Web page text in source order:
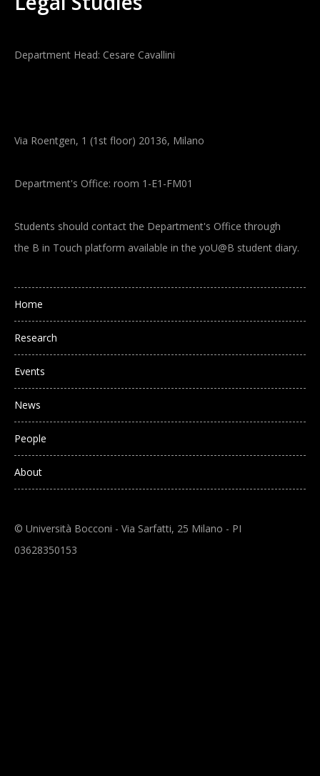
Department Head: Cesare Cavallini
Via Roentgen, 1 (1st floor) 20136, Milano
Department's Office: room 1-E1-FM01
Students should contact the Department's Office through
the B in Touch platform available in the yoU@B student diary.
Main navigation
Home
Research
Events
News
People
About
© Università Bocconi - Via Sarfatti, 25 Milano - PI
03628350153